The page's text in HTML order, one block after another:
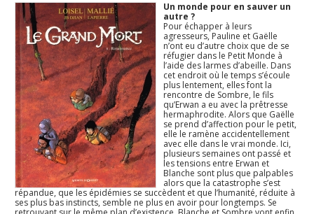
Un monde pour en sauver un
autre ?
Pour échapper à leurs
agresseurs, Pauline et Gaëlle
n’ont eu d’autre choix que de se
réfugier dans le Petit Monde à
l’aide des larmes d’abeille. Dans
cet endroit où le temps s’écoule
plus lentement, elles font la
rencontre de Sombre, le fils
qu’Erwan a eu avec la prêtresse
hermaphrodite. Alors que Gaëlle
se prend d’affection pour le petit,
elle le ramène accidentellement
avec elle dans le vrai monde. Ici,
plusieurs semaines ont passé et
les tensions entre Erwan et
Blanche sont plus que palpables
alors que la catastrophe s’est
répandue, que les épidémies se succèdent et que l’humanité, réduite à
ses plus bas instincts, semble ne plus en avoir pour longtemps. Se